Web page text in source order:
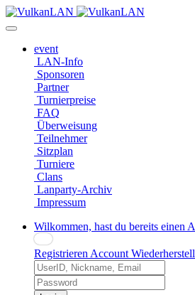
event
LAN-Info
Sponsoren
Partner
Turnierpreise
FAQ
Überweisung
Teilnehmer
Sitzplan
Turniere
Clans
Lanparty-Archiv
Impressum
Wilkommen, hast du bereits einen
Registrieren Account